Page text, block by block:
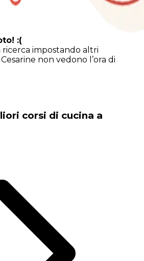
:(
impostando altri
non vedono l’ora di
corsi di cucina a